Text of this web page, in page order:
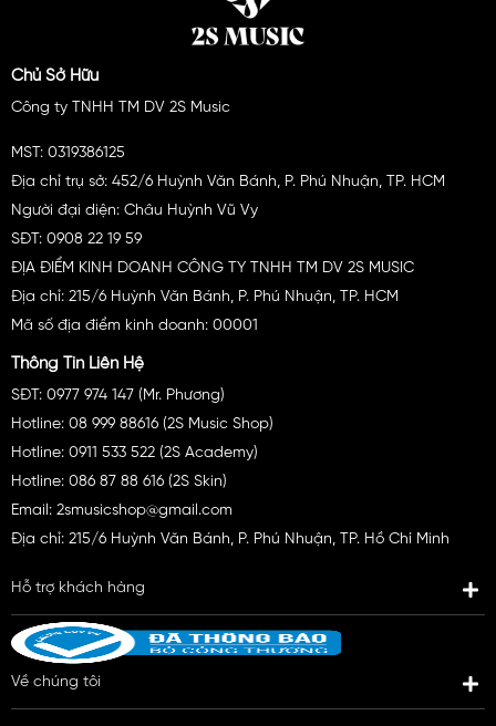
watch?v=zbpxBIr1SGc
Chủ Sở Hữu
Công ty TNHH TM DV 2S Music
MST: 0319386125
Địa chỉ trụ sở: 452/6 Huỳnh Văn Bánh, P. Phú Nhuận, TP. HCM
Người đại diện: Châu Huỳnh Vũ Vy
SĐT: 0908 22 19 59
ĐỊA ĐIỂM KINH DOANH CÔNG TY TNHH TM DV 2S MUSIC
Địa chỉ: 215/6 Huỳnh Văn Bánh, P. Phú Nhuận, TP. HCM
Mã số địa điểm kinh doanh: 00001
Thông Tin Liên Hệ
SĐT: 0977 974 147 (Mr. Phương)
Hotline: 08 999 88616 (2S Music Shop)
Hotline: 0911 533 522 (2S Academy)
Hotline: 086 87 88 616 (2S Skin)
Email: 2smusicshop@gmail.com
Địa chỉ: 215/6 Huỳnh Văn Bánh, P. Phú Nhuận, TP. Hồ Chí Minh
Hỗ trợ khách hàng
Về chúng tôi